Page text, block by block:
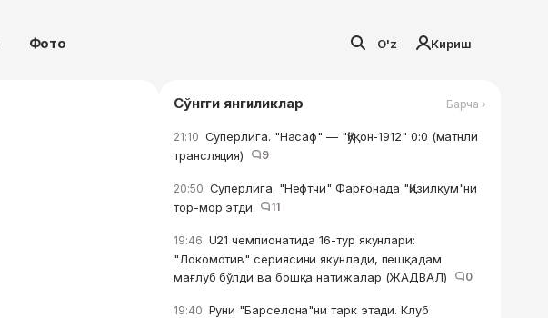
Фото O'z Кириш
Сўнгги янгиликлар Барча ›
21:10 Суперлига. "Насаф" — "Қўқон-1912" 0:0 (матнли
трансляция)
9
20:50 Суперлига. "Нефтчи" Фарғонада "Қизилқум"ни
тор-мор этди
11
19:46 U21 чемпионатида 16-тур якунлари:
"Локомотив" сериясини якунлади, пешқадам
мағлуб бўлди ва бошқа натижалар (ЖАДВАЛ)
0
19:40 Руни "Барселона"ни тарк этади. Клуб